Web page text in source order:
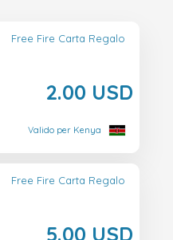
Free Fire Carta Regalo
2.00 USD
Valido per Kenya
Free Fire Carta Regalo
5.00 USD